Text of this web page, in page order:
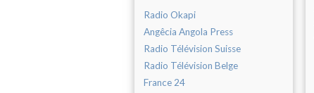
Radio Okapi
Angêcia Angola Press
Radio Télévision Suisse
Radio Télévision Belge
France 24